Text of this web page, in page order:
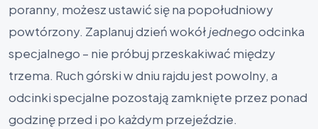
poranny, możesz ustawić się na popołudniowy
powtórzony. Zaplanuj dzień wokółjednegoodcinka
specjalnego – nie próbuj przeskakiwać między
trzema. Ruch górski w dniu rajdu jest powolny, a
odcinki specjalne pozostają zamknięte przez ponad
godzinę przed i po każdym przejeździe.